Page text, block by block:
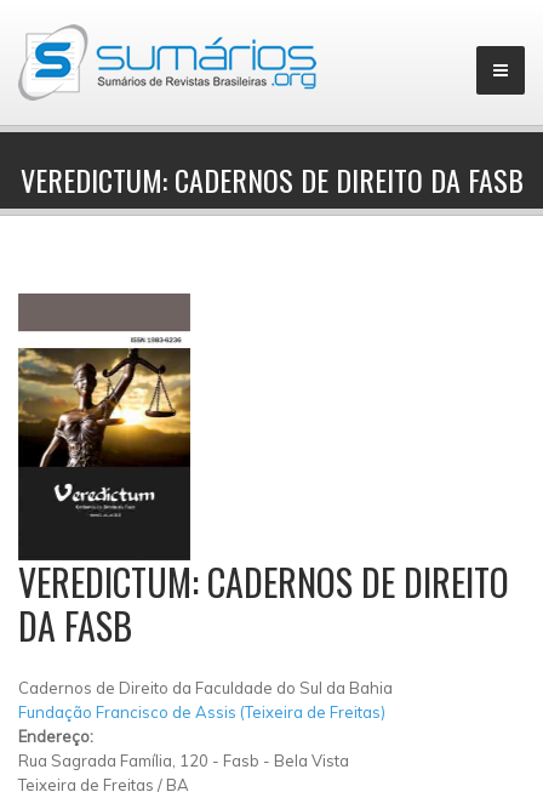
▼
VEREDICTUM: CADERNOS DE DIREITO DA FASB
VEREDICTUM: CADERNOS DE DIREITO
DA FASB
Cadernos de Direito da Faculdade do Sul da Bahia
Fundação Francisco de Assis (Teixeira de Freitas)
Endereço:
Rua Sagrada Família, 120 - Fasb - Bela Vista
Teixeira de Freitas / BA